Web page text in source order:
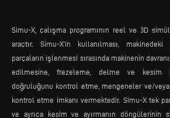
Simu-X, çalışma programının reel ve 3D
araçtır. Simu-X’in kullanılması,
parçaların işlenmesi sırasında makinenin
edilmesine, frezeleme, delme ve kesim
doğruluğunu kontrol etme, mengeneler ve/veya
kontrol etme imkanı vermektedir. Simu-X tek
ve ayrıca kesim ve ayırmanın döngülerinin